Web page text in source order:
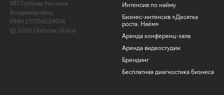
ИП Глебова Наталья
Владимировна,
ИНН 231108233014
© 2026 Glebova Global
Интенсив по найму
Бизнес-интенсив «Десятка
роста. Наём»
Аренда конференц-зала
Аренда видеостудии
Брендинг
Бесплатная диагностика бизнеса